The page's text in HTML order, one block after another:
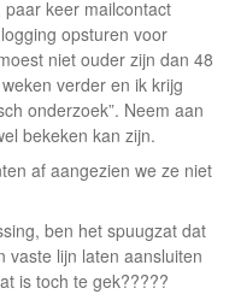
keer mailcontact
opsturen voor
niet ouder zijn dan 48
verder en ik krijg
onderzoek”. Neem aan
bekeken kan zijn.
af aangezien we ze niet
ben het spuugzat dat
vaste lijn laten aansluiten
is toch te gek?????